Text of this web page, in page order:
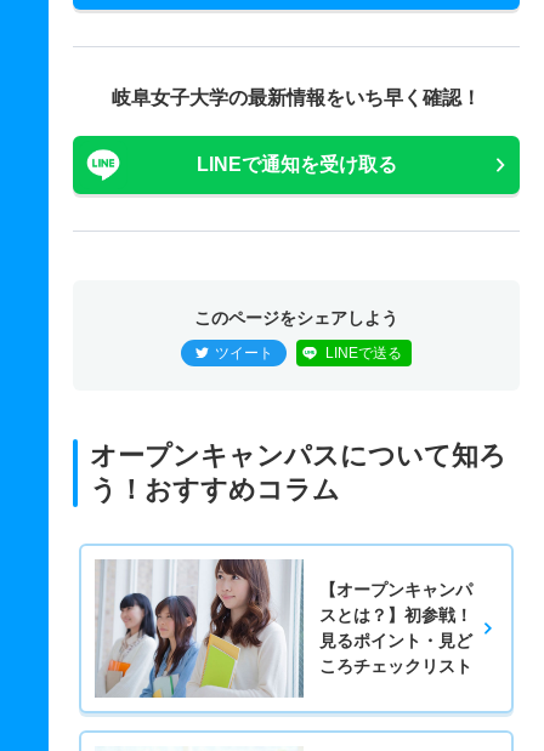
岐阜女子大学の最新情報をいち早く確認！
LINEで通知を受け取る
このページをシェアしよう
ツイート LINEで送る
オープンキャンパスについて知ろ
う！おすすめコラム
【オープンキャンパ
スとは？】初参戦！
見るポイント・見ど
ころチェックリスト